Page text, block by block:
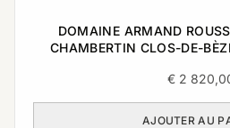
DOMAINE ARMAND
CHAMBERTIN CLOS-DE-
€2
AJOUTER AU